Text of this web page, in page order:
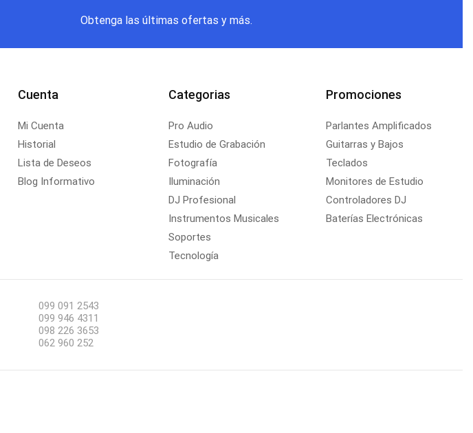
Obtenga las últimas ofertas y más.
Cuenta
Mi Cuenta
Historial
Lista de Deseos
Blog Informativo
Categorias
Pro Audio
Estudio de Grabación
Fotografía
Iluminación
DJ Profesional
Instrumentos Musicales
Soportes
Tecnología
Promociones
Parlantes Amplificados
Guitarras y Bajos
Teclados
Monitores de Estudio
Controladores DJ
Baterías Electrónicas
099 091 2543
099 946 4311
098 226 3653
062 960 252